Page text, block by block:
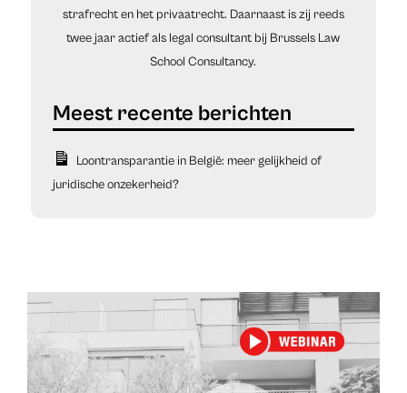
strafrecht en het privaatrecht. Daarnaast is zij reeds
twee jaar actief als legal consultant bij Brussels Law
School Consultancy.
Loontransparantie in België: meer gelijkheid of
juridische onzekerheid?